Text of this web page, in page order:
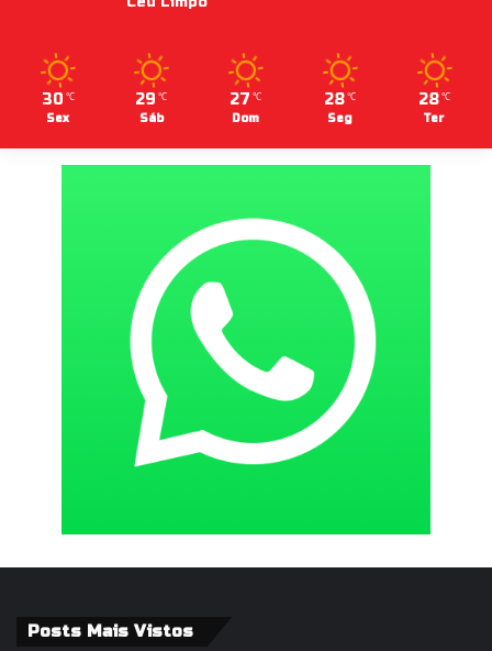
30 ℃
Sex
29 ℃
Sáb
27 ℃
Dom
28 ℃
Seg
28 ℃
Ter
Posts Mais Vistos